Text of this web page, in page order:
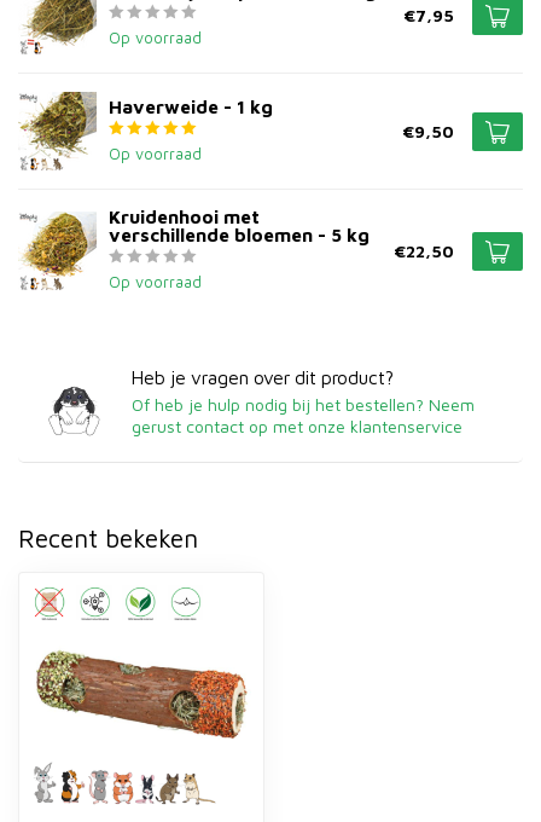
Op voorraad
€7,95
Haverweide - 1 kg
Op voorraad
€9,50
Kruidenhooi met
verschillende bloemen - 5 kg
Op voorraad
€22,50
Heb je vragen over dit product?
Of heb je hulp nodig bij het bestellen? Neem
gerust contact op met onze klantenservice
Recent bekeken